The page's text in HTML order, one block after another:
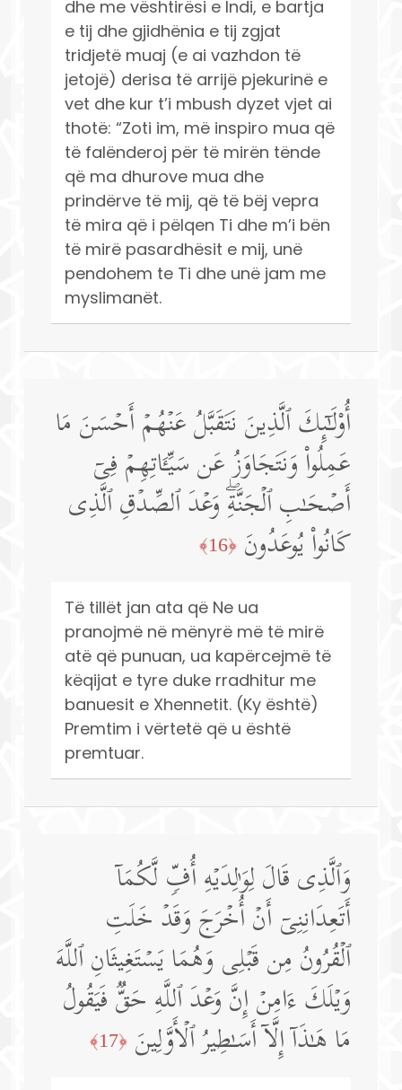
dhe me vështirësi e lndi, e bartja
e tij dhe gjidhënia e tij zgjat
tridjetë muaj (e ai vazhdon të
jetojë) derisa të arrijë pjekurinë e
vet dhe kur t’i mbush dyzet vjet ai
thotë: “Zoti im, më inspiro mua që
të falënderoj për të mirën tënde
që ma dhurove mua dhe
prindërve të mij, që të bëj vepra
të mira që i pëlqen Ti dhe m’i bën
të mirë pasardhësit e mij, unë
pendohem te Ti dhe unë jam me
myslimanët.
أُو۟لَـٰۤىِٕكَ ٱلَّذِینَ نَتَقَبَّلُ عَنۡهُمۡ أَحۡسَنَ مَا
عَمِلُوا۟ وَنَتَجَاوَزُ عَن سَیِّـَٔاتِهِمۡ فِیۤ
أَصۡحَـٰبِ ٱلۡجَنَّةِۖ وَعۡدَ ٱلصِّدۡقِ ٱلَّذِی
كَانُوا۟ یُوعَدُونَ ﴿16﴾
Të tillët jan ata që Ne ua
pranojmë në mënyrë më të mirë
atë që punuan, ua kapërcejmë të
këqijat e tyre duke rradhitur me
banuesit e Xhennetit. (Ky është)
Premtim i vërtetë që u është
premtuar.
وَٱلَّذِی قَالَ لِوَ ٰ⁠لِدَیۡهِ أُفࣲّ لَّكُمَاۤ
أَتَعِدَانِنِیۤ أَنۡ أُخۡرَجَ وَقَدۡ خَلَتِ
ٱلۡقُرُونُ مِن قَبۡلِی وَهُمَا یَسۡتَغِیثَانِ ٱللَّهَ
وَیۡلَكَ ءَامِنۡ إِنَّ وَعۡدَ ٱللَّهِ حَقࣱّ فَیَقُولُ
مَا هَـٰذَاۤ إِلَّاۤ أَسَـٰطِیرُ ٱلۡأَوَّلِینَ ﴿17﴾